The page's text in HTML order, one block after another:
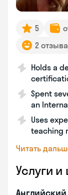
5
2 отзыва
Holds a
Spent
an
Uses
teaching
Читать
Услуги